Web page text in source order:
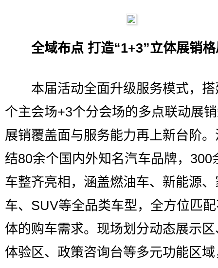
全域布点 打造“1+3”立体展销
本届活动全面升级服务模式，搭
个主会场+3个分会场的多点联动展
展销覆盖面与服务能力再上新台阶
结80余个国内外知名汽车品牌，300
车整齐亮相，涵盖燃油车、新能源
车、SUV等全品类车型，全方位匹
体的购车需求。现场划分动态展示
体验区、政策咨询台等多元功能区